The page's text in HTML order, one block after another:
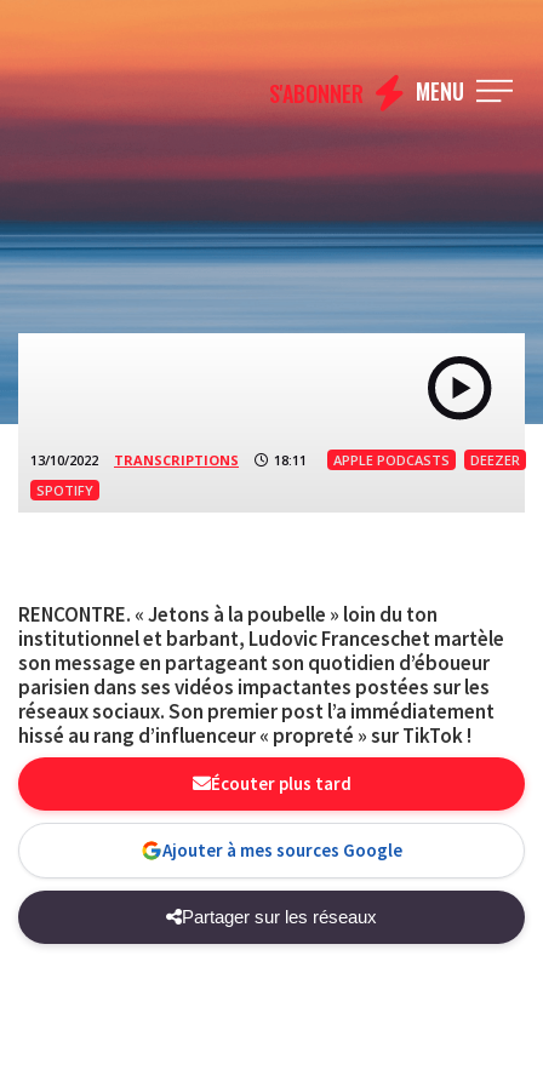
S'ABONNER MENU
13/10/2022 TRANSCRIPTIONS 18:11 APPLE PODCASTS
DEEZER
SPOTIFY
RENCONTRE. « Jetons à la poubelle » loin du ton
institutionnel et barbant, Ludovic Franceschet martèle
son message en partageant son quotidien d’éboueur
parisien dans ses vidéos impactantes postées sur les
réseaux sociaux. Son premier post l’a immédiatement
hissé au rang d’influenceur « propreté » sur TikTok !
Écouter plus tard
Ajouter à mes sources Google
Partager sur les réseaux